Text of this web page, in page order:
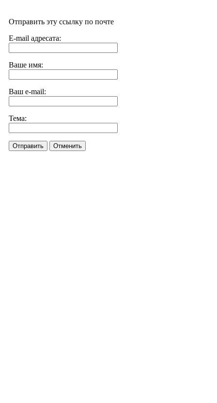
Отправить эту ссылку по почте
E-mail адресата:
Ваше имя:
Ваш e-mail:
Тема:
Отправить Отменить